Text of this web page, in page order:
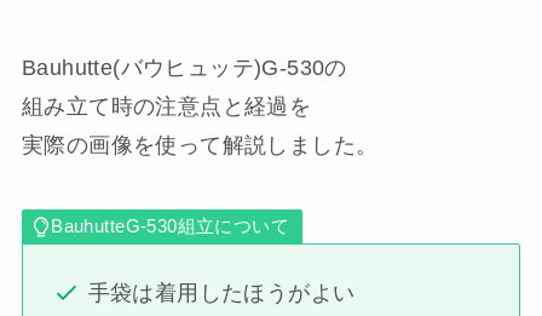
Bauhutte(バウヒュッテ)G-530の
組み立て時の注意点と経過を
実際の画像を使って解説しました。
BauhutteG-530組立について
手袋は着用したほうがよい